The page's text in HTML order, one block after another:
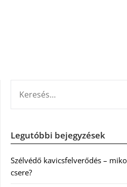
Legutóbbi bejegyzések
Szélvédő kavicsfelverődés –
csere?